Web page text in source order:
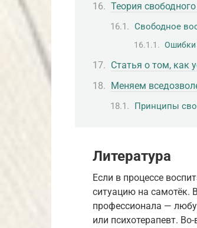
Теория
Свободное
Ошибки
Статья о том, как
Меняем
Принципы
Литература
Если в процессе
ситуацию на самотёк.
профессионала —
или психотерапевт.